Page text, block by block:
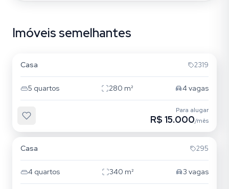
Imóveis semelhantes
Campeche
Casa 2319
5 quartos 280 m² 4 vagas
Para alugar
R$ 15.000/mês
Casa 295
4 quartos 340 m² 3 vagas